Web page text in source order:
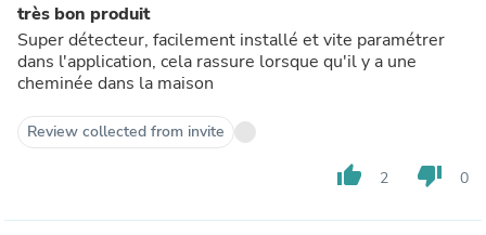
très bon produit
Super détecteur, facilement installé et vite paramétrer
dans l'application, cela rassure lorsque qu'il y a une
cheminée dans la maison
Review collected from invite
thumb_up 2 thumb_down 0